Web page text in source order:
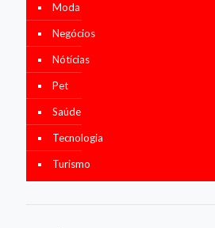
Moda
Negócios
Nótícias
Pet
Saúde
Tecnologia
Turismo